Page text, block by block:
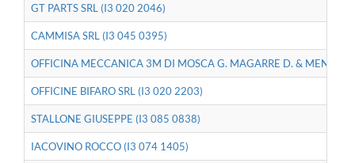
GT PARTS SRL (I3 020 2046)
CAMMISA SRL (I3 045 0395)
OFFICINA MECCANICA 3M DI MOSCA G. MAGARRE D. &
OFFICINE BIFARO SRL (I3 020 2203)
STALLONE GIUSEPPE (I3 085 0838)
IACOVINO ROCCO (I3 074 1405)